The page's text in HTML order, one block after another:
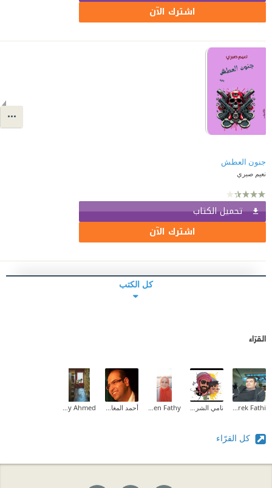
اشترك الآن
جنون العطش
نعيم صبري
تحميل الكتاب
اشترك الآن
كل الكتب
القرّاء
كل القرّاء